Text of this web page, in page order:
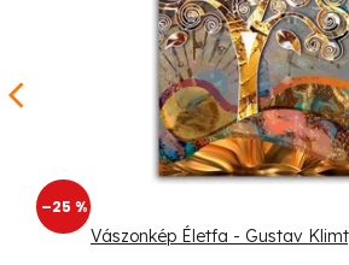
–25 %
Vászonkép Életfa - Gustav